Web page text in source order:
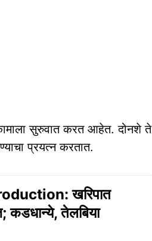
सुरुवात करत आहेत. दोनशे ते
प्रयत्न करतात.
खरिपात
कडधान्ये, तेलबिया